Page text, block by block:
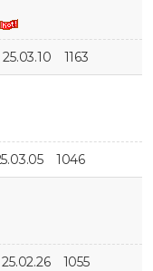
25.03.10 1163
1046
25.02.26 1055